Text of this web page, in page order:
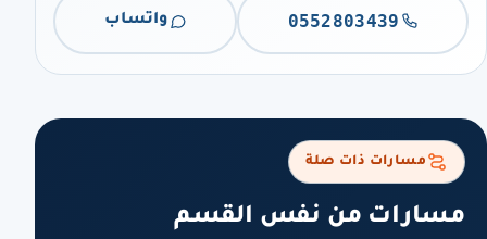
0552803439 واتساب
مسارات ذات صلة
مسارات من نفس القسم